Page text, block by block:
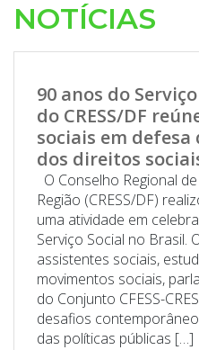
NOTÍCIAS
90 anos do
do CRESS/DF
sociais em
dos direitos
O Conselho Regional
Região (CRESS/DF)
uma atividade em
Serviço Social no Brasil.
assistentes sociais,
movimentos sociais,
do Conjunto CFESS-
desafios
das políticas públicas […]